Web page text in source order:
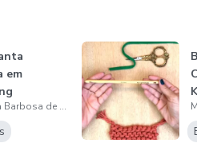
em
Maristela Barbosa de Jesus Souza